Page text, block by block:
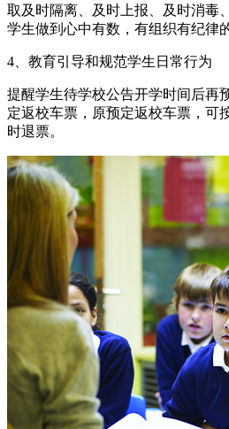
取及时隔离、及时上报、及时消毒
学生做到心中有数，有组织有纪律
4、教育引导和规范学生日常行为
提醒学生待学校公告开学时间后再
定返校车票，原预定返校车票，可
时退票。